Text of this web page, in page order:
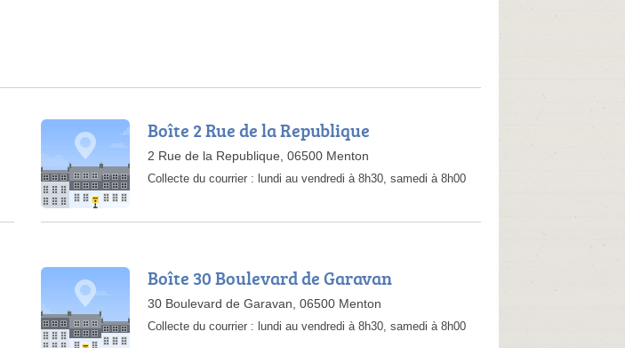
Boîte 2 Rue de la Republique
2 Rue de la Republique, 06500 Menton
Collecte du courrier : lundi au vendredi à 8h30, samedi à 8h00
Boîte 30 Boulevard de Garavan
30 Boulevard de Garavan, 06500 Menton
Collecte du courrier : lundi au vendredi à 8h30, samedi à 8h00